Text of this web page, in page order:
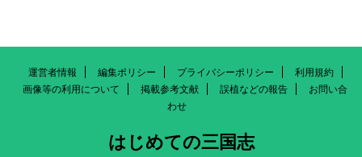
運営者情報 編集ポリシー プライバシーポリシー
利用規約
画像等の利用について
掲載参考文献 誤植などの報告
お問い合
わせ
はじめての三国志